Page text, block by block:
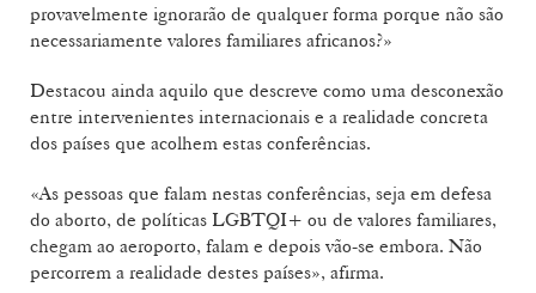
provavelmente ignorarão de qualquer forma porque não são
necessariamente valores familiares africanos?»
Destacou ainda aquilo que descreve como uma desconexão
entre intervenientes internacionais e a realidade concreta
dos países que acolhem estas conferências.
«As pessoas que falam nestas conferências, seja em defesa
do aborto, de políticas LGBTQI+ ou de valores familiares,
chegam ao aeroporto, falam e depois vão-se embora. Não
percorrem a realidade destes países», afirma.